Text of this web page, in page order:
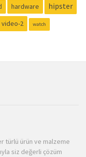
hardware hipster
video-2 watch
türlü ürün ve malzeme
siz değerli çözüm